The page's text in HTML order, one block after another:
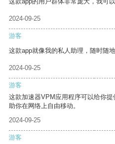
2024-09-25
游客
这款app就像我的私人助理，随时随
2024-09-25
游客
这款加速器VPM应用程序可以给你
助你在网络上自由移动。
2024-09-25
游客